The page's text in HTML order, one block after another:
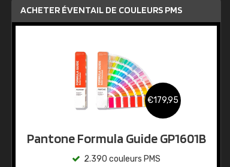
ACHETER ÉVENTAIL DE COULEURS PMS
€179,95
Pantone Formula Guide GP1601B
2.390 couleurs PMS